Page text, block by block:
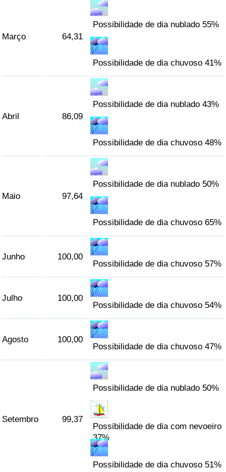
Março 64,31
Possibilidade de dia nublado 55%
Possibilidade de dia chuvoso 41%
Abril 86,09
Possibilidade de dia nublado 43%
Possibilidade de dia chuvoso 48%
Maio 97,64
Possibilidade de dia nublado 50%
Possibilidade de dia chuvoso 65%
Junho 100,00
Possibilidade de dia chuvoso 57%
Julho 100,00
Possibilidade de dia chuvoso 54%
Agosto 100,00
Possibilidade de dia chuvoso 47%
Setembro 99,37
Possibilidade de dia nublado 50%
Possibilidade de dia com nevoeiro
37%
Possibilidade de dia chuvoso 51%